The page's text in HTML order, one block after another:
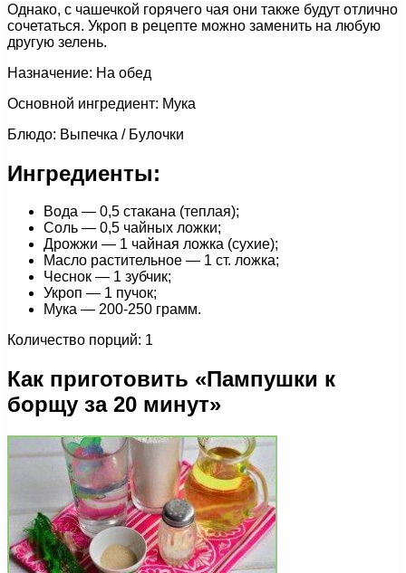
Однако, с чашечкой горячего чая они также будут отлично
сочетаться. Укроп в рецепте можно заменить на любую
другую зелень.
Назначение: На обед
Основной ингредиент: Мука
Блюдо: Выпечка / Булочки
Ингредиенты:
Вода — 0,5 стакана (теплая);
Соль — 0,5 чайных ложки;
Дрожжи — 1 чайная ложка (сухие);
Масло растительное — 1 ст. ложка;
Чеснок — 1 зубчик;
Укроп — 1 пучок;
Мука — 200-250 грамм.
Количество порций: 1
Как приготовить «Пампушки к
борщу за 20 минут»